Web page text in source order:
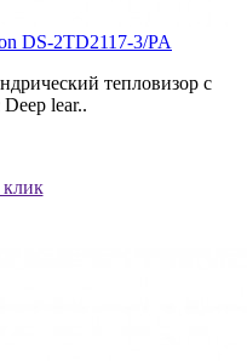
DS-2TD2117-3/PA
тепловизор с
lear..